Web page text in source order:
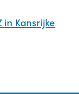
in Kansrijke